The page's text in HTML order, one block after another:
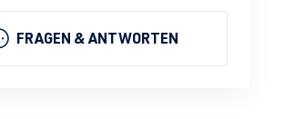
FRAGEN & ANTWORTEN